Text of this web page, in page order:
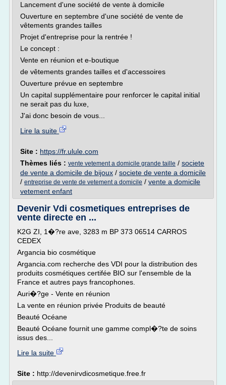
Lancement d'une société de vente à domicile
Ouverture en septembre d'une société de vente de
vêtements grandes tailles
Projet d'entreprise pour la rentrée !
Le concept :
Vente en réunion et e-boutique
de vêtements grandes tailles et d'accessoires
Ouverture prévue en septembre
Un capital supplémentaire pour renforcer le capital initial
ne serait pas du luxe,
J'ai donc besoin de vous...
Lire la suite
Site : https://fr.ulule.com
Thèmes liés : vente vetement a domicile grande taille / societe
de vente a domicile de bijoux / societe de vente a domicile
/ entreprise de vente de vetement a domicile / vente a domicile
vetement enfant
Devenir Vdi cosmetiques entreprises de
vente directe en ...
K2G ZI, 1�?re ave, 3283 m BP 373 06514 CARROS
CEDEX
Argancia bio cosmétique
Argancia.com recherche des VDI pour la distribution des
produits cosmétiques certifée BIO sur l'ensemble de la
France et autres pays francophones.
Auri�?ge - Vente en réunion
La vente en réunion privée Produits de beauté
Beauté Océane
Beauté Océane fournit une gamme compl�?te de soins
issus des...
Lire la suite
Site : http://devenirvdicosmetique.free.fr